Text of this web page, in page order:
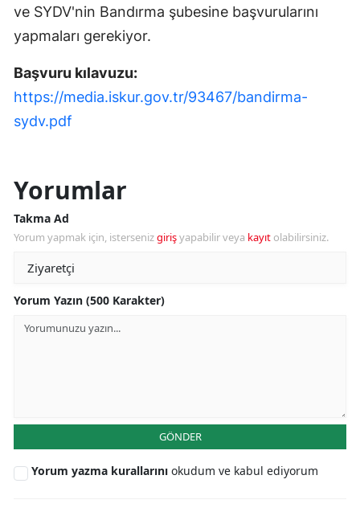
ve SYDV'nin Bandırma şubesine başvurularını
yapmaları gerekiyor.
Başvuru kılavuzu:
https://media.iskur.gov.tr/93467/bandirma-
sydv.pdf
Yorumlar
Takma Ad
Yorum yapmak için, istersenizgirişyapabilir veya kayıt olabilirsiniz.
Yorum Yazın (500 Karakter)
GÖNDER
Yorum yazma kurallarını okudum ve kabul ediyorum